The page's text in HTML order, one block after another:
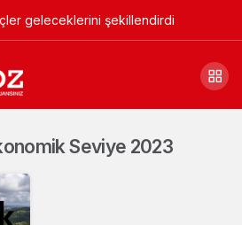
geleceklerini şekillendirdi
Seviye 2023